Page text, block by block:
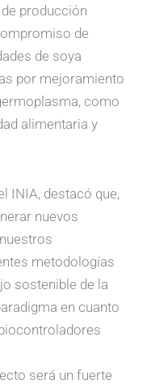
producción
de
de soya
por mejoramiento
como
alimentaria y
INIA, destacó que,
nuevos
metodologías
sostenible de la
en cuanto
será un fuerte